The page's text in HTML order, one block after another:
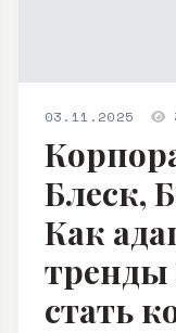
03.11.2025
Блеск,
Как
тренды
стать